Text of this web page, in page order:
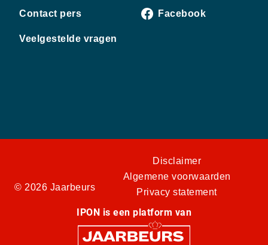
Contact pers
Veelgestelde vragen
Facebook
© 2026 Jaarbeurs
Disclaimer
Algemene voorwaarden
Privacy statement
IPON is een platform van